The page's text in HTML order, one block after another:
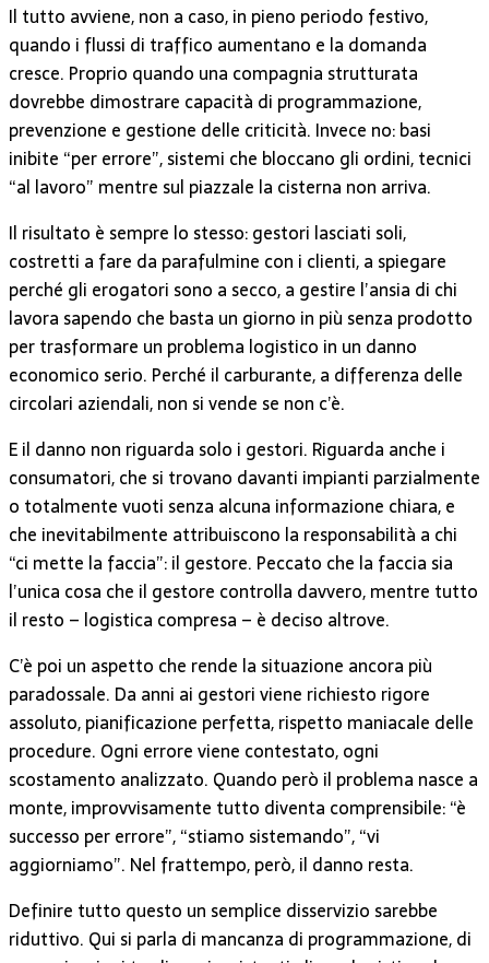
Il tutto avviene, non a caso, in pieno periodo festivo,
quando i flussi di traffico aumentano e la domanda
cresce. Proprio quando una compagnia strutturata
dovrebbe dimostrare capacità di programmazione,
prevenzione e gestione delle criticità. Invece no: basi
inibite “per errore”, sistemi che bloccano gli ordini, tecnici
“al lavoro” mentre sul piazzale la cisterna non arriva.
Il risultato è sempre lo stesso: gestori lasciati soli,
costretti a fare da parafulmine con i clienti, a spiegare
perché gli erogatori sono a secco, a gestire l’ansia di chi
lavora sapendo che basta un giorno in più senza prodotto
per trasformare un problema logistico in un danno
economico serio. Perché il carburante, a differenza delle
circolari aziendali, non si vende se non c’è.
E il danno non riguarda solo i gestori. Riguarda anche i
consumatori, che si trovano davanti impianti parzialmente
o totalmente vuoti senza alcuna informazione chiara, e
che inevitabilmente attribuiscono la responsabilità a chi
“ci mette la faccia”: il gestore. Peccato che la faccia sia
l’unica cosa che il gestore controlla davvero, mentre tutto
il resto – logistica compresa – è deciso altrove.
C’è poi un aspetto che rende la situazione ancora più
paradossale. Da anni ai gestori viene richiesto rigore
assoluto, pianificazione perfetta, rispetto maniacale delle
procedure. Ogni errore viene contestato, ogni
scostamento analizzato. Quando però il problema nasce a
monte, improvvisamente tutto diventa comprensibile: “è
successo per errore”, “stiamo sistemando”, “vi
aggiorniamo”. Nel frattempo, però, il danno resta.
Definire tutto questo un semplice disservizio sarebbe
riduttivo. Qui si parla di mancanza di programmazione, di